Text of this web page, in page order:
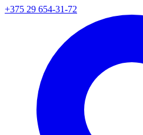
+375 29 654-31-72